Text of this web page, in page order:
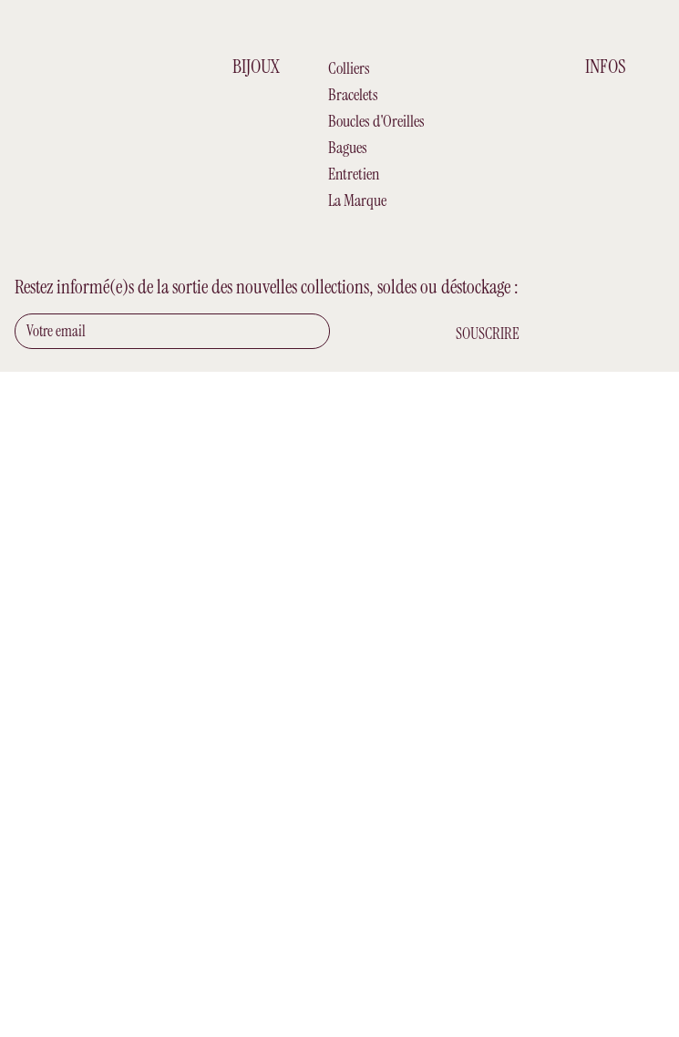
INFOS
BIJOUX
Colliers
Bracelets
Boucles d'Oreilles
Bagues
Entretien
La Marque
Restez informé(e)s de la sortie des nouvelles collections, soldes ou déstockage :
SOUSCRIRE